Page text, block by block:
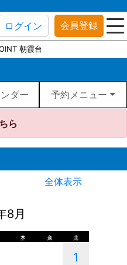
ログイン 会員登録
朝霞台
ダー 予約メニュー
ら
全体表示
8月
木 金 土
1